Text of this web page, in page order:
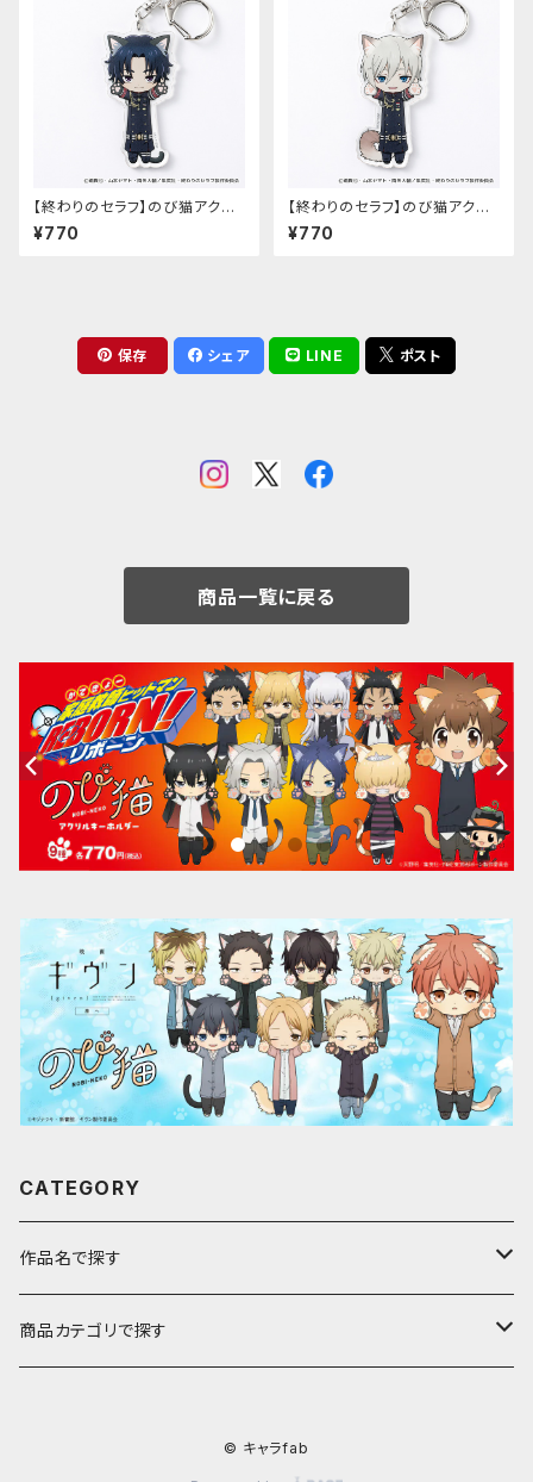
【終わりのセラフ】のび猫アクリ
ルキーホルダー（一瀬グレン）
¥770
【終わりのセラフ】のび猫アクリ
ルキーホルダー（柊深夜）
¥770
保存 シェア LINE ポスト
商品一覧に戻る
CATEGORY
作品名で探す
ア行
商品カテゴリで探す
© キャラfab